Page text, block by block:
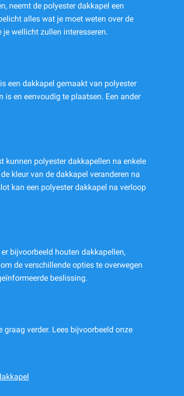
neemt de polyester dakkapel een
alles wat je moet weten over de
wellicht zullen interesseren.
een dakkapel gemaakt van polyester
is en eenvoudig te plaatsen. Een ander
kunnen polyester dakkapellen na enkele
kleur van de dakkapel veranderen na
kan een polyester dakkapel na verloop
bijvoorbeeld houten dakkapellen,
de verschillende opties te overwegen
beslissing.
verder. Lees bijvoorbeeld onze